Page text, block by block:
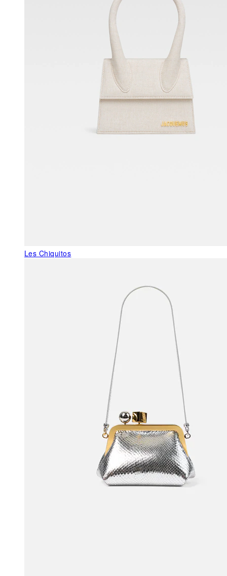
Les Chiquitos